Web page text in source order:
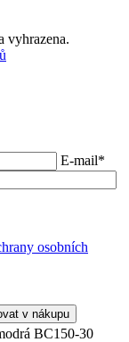
vyhrazena.
E-mail*
osobních
v nákupu
BC150-30